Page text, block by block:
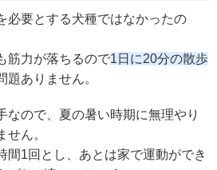
必要とする犬種ではなかったの
筋力が落ちるので1日に20分の散歩
題ありません。
なので、夏の暑い時期に無理やり
ん。
間1回とし、あとは家で運動ができ